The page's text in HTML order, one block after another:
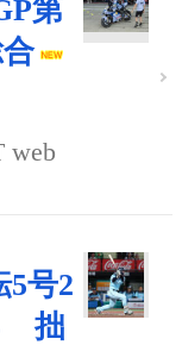
第
web
5号2
拙